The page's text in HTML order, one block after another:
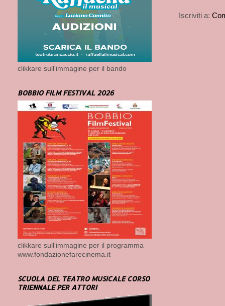
Iscriviti a:
clikkare sull'immagine per il bando
BOBBIO FILM FESTIVAL 2026
clikkare sull'immagine per il programma
www.fondazionefarecinema.it
SCUOLA DEL TEATRO MUSICALE CORSO
TRIENNALE PER ATTORI